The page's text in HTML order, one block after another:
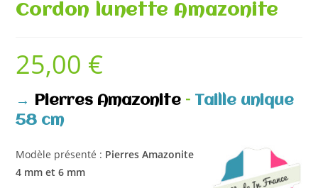
Cordon lunette Amazonite
25,00 €
→ Pierres Amazonite – Taille unique
58 cm
Modèle présenté : Pierres Amazonite
4 mm et 6 mm